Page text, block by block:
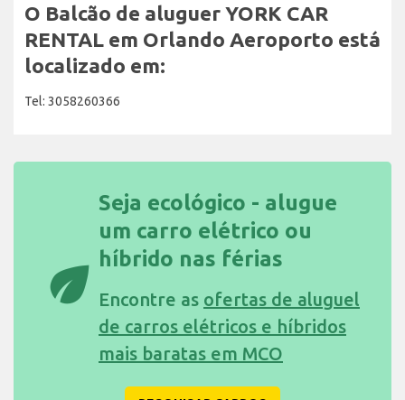
O Balcão de aluguer YORK CAR
RENTAL em Orlando Aeroporto está
localizado em:
Tel: 3058260366
eco
Seja ecológico - alugue
um carro elétrico ou
híbrido nas férias
Encontre as ofertas de aluguel
de carros elétricos e híbridos
mais baratas em MCO